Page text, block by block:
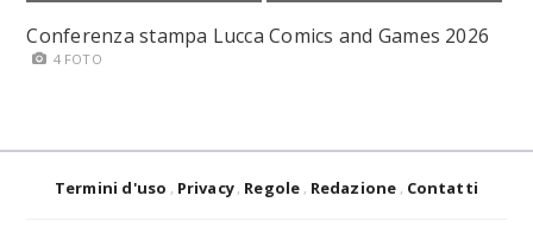
Conferenza stampa Lucca Comics and Games 2026
4 FOTO
Termini d'uso Privacy Regole Redazione Contatti